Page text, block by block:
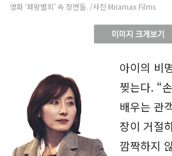
영화 ‘패왕별희’ 속 장면들. /사진 Miramax Films
아이의 비
찢는다. “
배우는 관
장이 거절
깜짝하지